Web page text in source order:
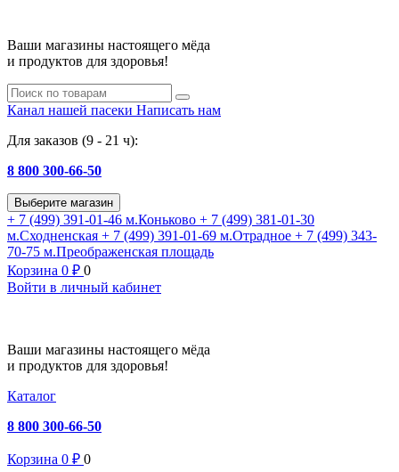
Ваши магазины настоящего мёда
и продуктов для здоровья!
Канал нашей пасеки Написать нам
Для заказов (9 - 21 ч):
8 800 300-66-50
Выберите магазин
+ 7 (499) 391-01-46 м.Коньково + 7 (499) 381-01-30
м.Сходненская + 7 (499) 391-01-69 м.Отрадное + 7 (499) 343-
70-75 м.Преображенская площадь
Корзина 0 ₽ 0
Войти в личный кабинет
Ваши магазины настоящего мёда
и продуктов для здоровья!
Каталог
8 800 300-66-50
Корзина 0 ₽ 0